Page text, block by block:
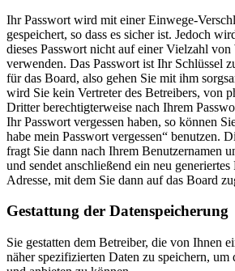
Ihr Passwort wird mit einer Einwege-
gespeichert, so dass es sicher ist. Jedoch
dieses Passwort nicht auf einer Vielzahl von
verwenden. Das Passwort ist Ihr Schlüssel
für das Board, also gehen Sie mit ihm
wird Sie kein Vertreter des Betreibers, von
Dritter berechtigterweise nach Ihrem
Ihr Passwort vergessen haben, so können
habe mein Passwort vergessen“ benutzen.
fragt Sie dann nach Ihrem Benutzernamen
und sendet anschließend ein neu generiertes
Adresse, mit dem Sie dann auf das Board
Gestattung der Datenspeicherung
Sie gestatten dem Betreiber, die von Ihnen
näher spezifizierten Daten zu speichern, um